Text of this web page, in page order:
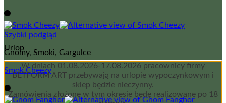
Szybki podgląd
Gnomy, Smoki, Gargulce
Smok Cheezy
Urlop
W dniach 01.08.2026-17.08.2026 pracownicy firmy
BETFORM ART przebywają na urlopie wypoczynkowym i
sklep będzie nieczynny.
Zamówienia złożone w tym okresie będę realizowane po 18